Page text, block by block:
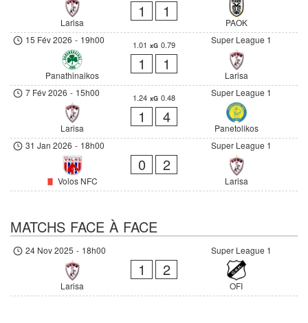
Larisa
1 1
PAOK
Super League 1
15 Fév 2026 - 19h00
Panathinaikos
1.01 xG 0.79
1 1
Larisa
Super League 1
7 Fév 2026 - 15h00
Larisa
1.24 xG 0.48
1 4
Panetolikos
Super League 1
31 Jan 2026 - 18h00
Volos NFC
0 2
Larisa
MATCHS FACE À FACE
Super League 1
24 Nov 2025 - 18h00
Larisa
1 2
OFI